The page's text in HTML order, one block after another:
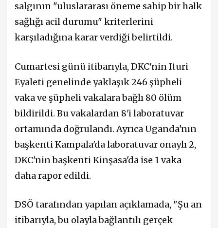
salgının "uluslararası öneme sahip bir halk
sağlığı acil durumu" kriterlerini
karşıladığına karar verdiği belirtildi.
Cumartesi günü itibarıyla, DKC'nin Ituri
Eyaleti genelinde yaklaşık 246 şüpheli
vaka ve şüpheli vakalara bağlı 80 ölüm
bildirildi. Bu vakalardan 8'i laboratuvar
ortamında doğrulandı. Ayrıca Uganda'nın
başkenti Kampala'da laboratuvar onaylı 2,
DKC'nin başkenti Kinşasa'da ise 1 vaka
daha rapor edildi.
DSÖ tarafından yapılan açıklamada, "Şu an
itibarıyla, bu olayla bağlantılı gerçek